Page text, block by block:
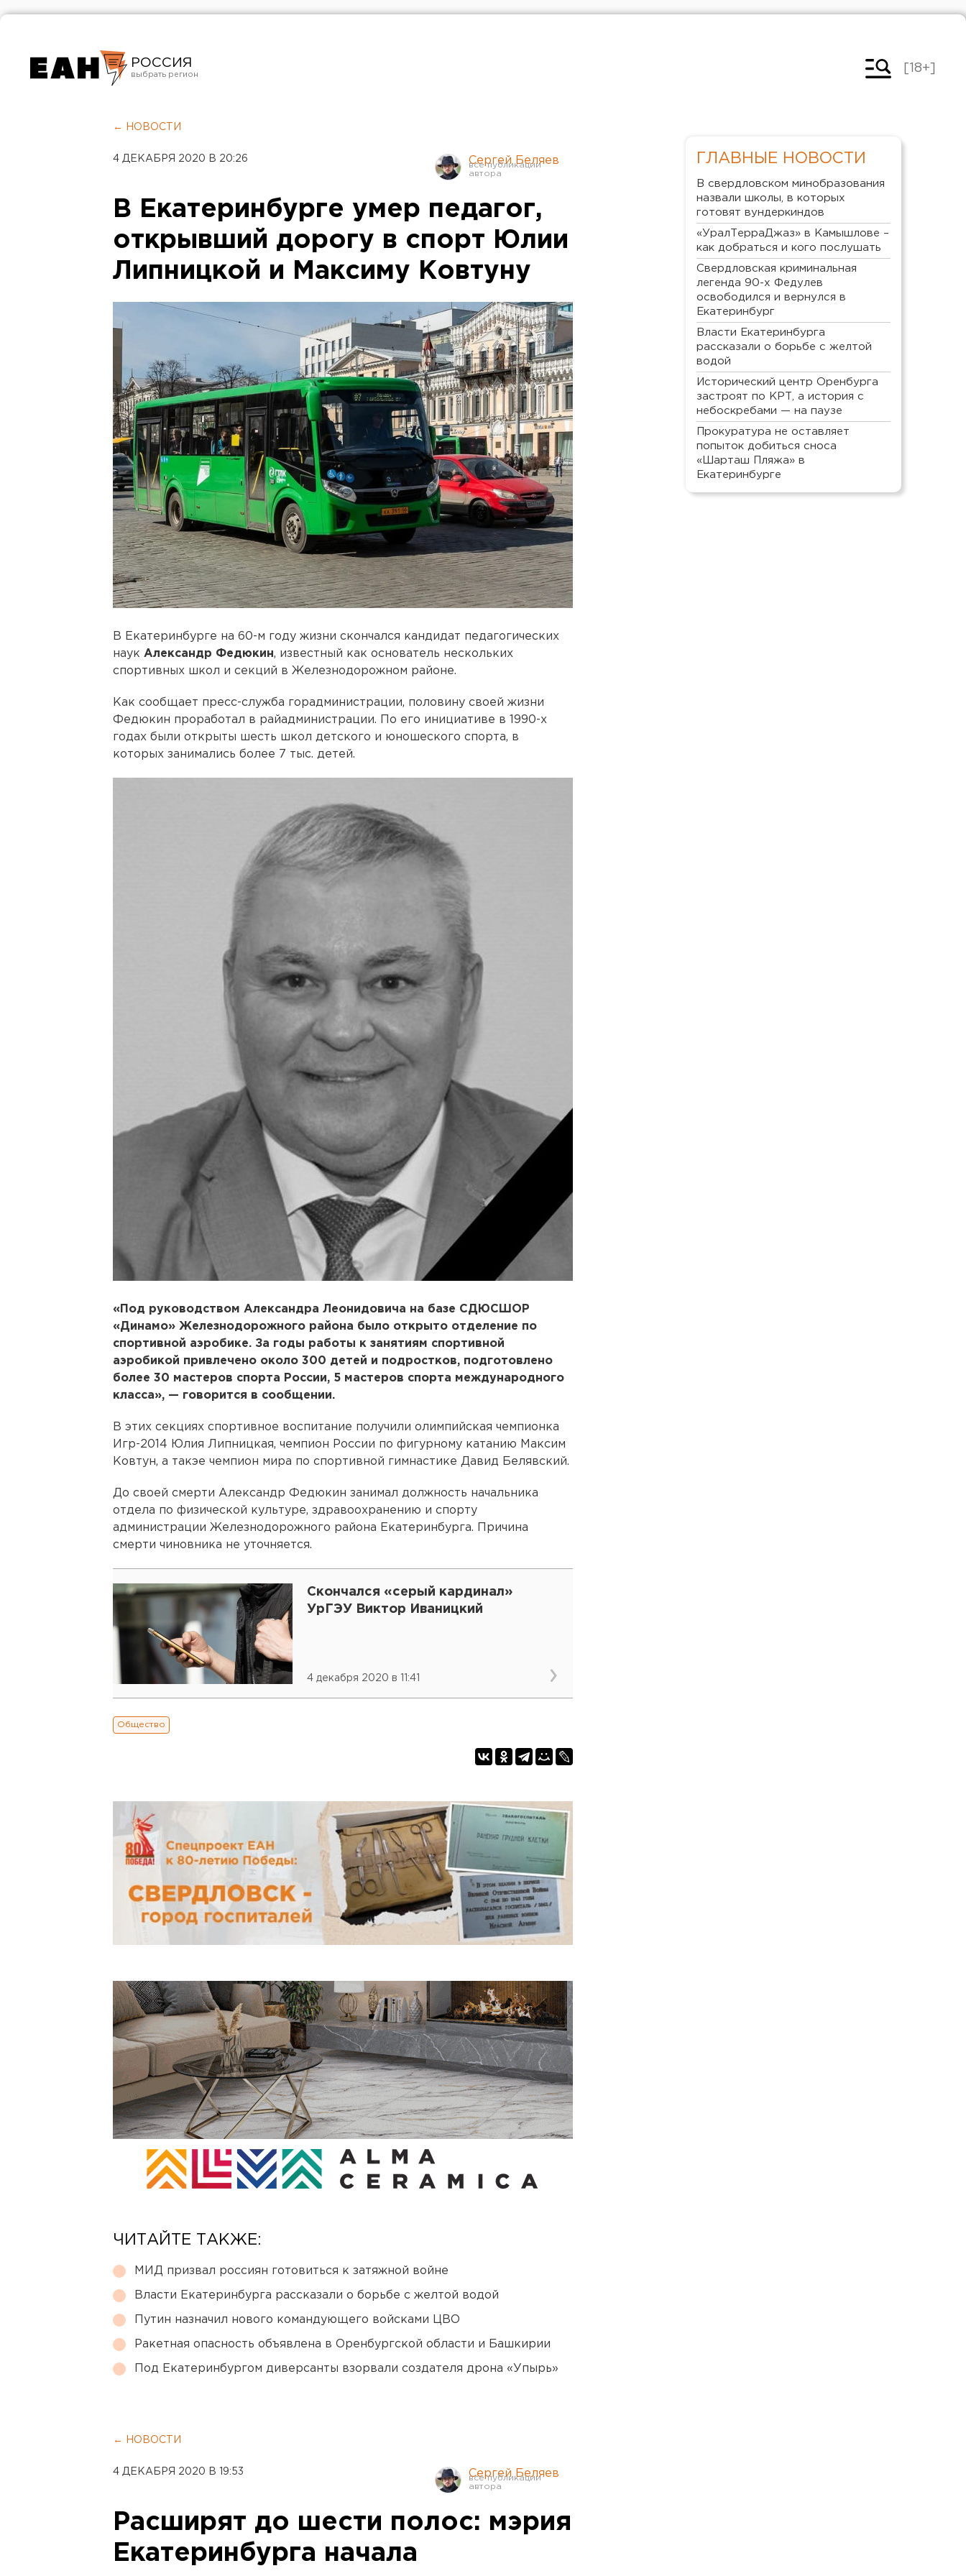
РОССИЯ
Челябинск
[18+]
← НОВОСТИ
4 ДЕКАБРЯ 2020 В 20:26 Сергей Беляев
В Екатеринбурге умер педагог,
открывший дорогу в спорт Юлии
Липницкой и Максиму Ковтуну
В Екатеринбурге на 60-м году жизни скончался кандидат педагогических
наук Александр Федюкин, известный как основатель нескольких
спортивных школ и секций в Железнодорожном районе.
Как сообщает пресс-служба горадминистрации, половину своей жизни
Федюкин проработал в райадминистрации. По его инициативе в 1990-х
годах были открыты шесть школ детского и юношеского спорта, в
которых занимались более 7 тыс. детей.
«Под руководством Александра Леонидовича на базе СДЮСШОР
«Динамо» Железнодорожного района было открыто отделение по
спортивной аэробике. За годы работы к занятиям спортивной
аэробикой привлечено около 300 детей и подростков, подготовлено
более 30 мастеров спорта России, 5 мастеров спорта международного
класса», — говорится в сообщении.
В этих секциях спортивное воспитание получили олимпийская чемпионка
Игр-2014 Юлия Липницкая, чемпион России по фигурному катанию Максим
Ковтун, а такэе чемпион мира по спортивной гимнастике Давид Белявский.
До своей смерти Александр Федюкин занимал должность начальника
отдела по физической культуре, здравоохранению и спорту
администрации Железнодорожного района Екатеринбурга. Причина
смерти чиновника не уточняется.
Скончался «серый кардинал»
УрГЭУ Виктор Иваницкий
4 декабря 2020 в 11:41
Общество
ЧИТАЙТЕ ТАКЖЕ:
МИД призвал россиян готовиться к затяжной войне
Власти Екатеринбурга рассказали о борьбе с желтой водой
Путин назначил нового командующего войсками ЦВО
Ракетная опасность объявлена в Оренбургской области и Башкирии
Под Екатеринбургом диверсанты взорвали создателя дрона «Упырь»
← НОВОСТИ
4 ДЕКАБРЯ 2020 В 19:53 Сергей Беляев
Расширят до шести полос: мэрия
Екатеринбурга начала
ГЛАВНЫЕ НОВОСТИ
В свердловском минобразования
назвали школы, в которых
готовят вундеркиндов
«УралТерраДжаз» в Камышлове –
как добраться и кого послушать
Свердловская криминальная
легенда 90-х Федулев
освободился и вернулся в
Екатеринбург
Власти Екатеринбурга
рассказали о борьбе с желтой
водой
Исторический центр Оренбурга
застроят по КРТ, а история с
небоскребами — на паузе
Прокуратура не оставляет
попыток добиться сноса
«Шарташ Пляжа» в
Екатеринбурге